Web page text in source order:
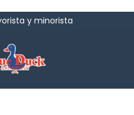
y minorista